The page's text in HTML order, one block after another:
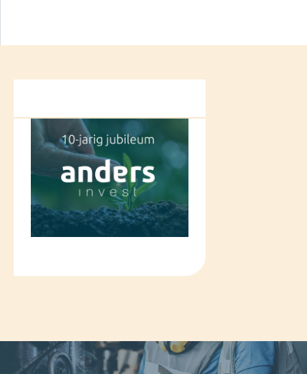
Doedens, Algemeen Directeur
Commercieel Directeur. Een
vertrouwd gezicht voor veel van
onze relaties, dat met kennis en
ervaring een stevige impuls
geeft aan onze commerciële
slagkracht en dicht bij klanten
en leveranciers betrokken blijft.
leveranciers verandert er in de
krijgen jullie er een sterker en
breder aanbod bij. We danken